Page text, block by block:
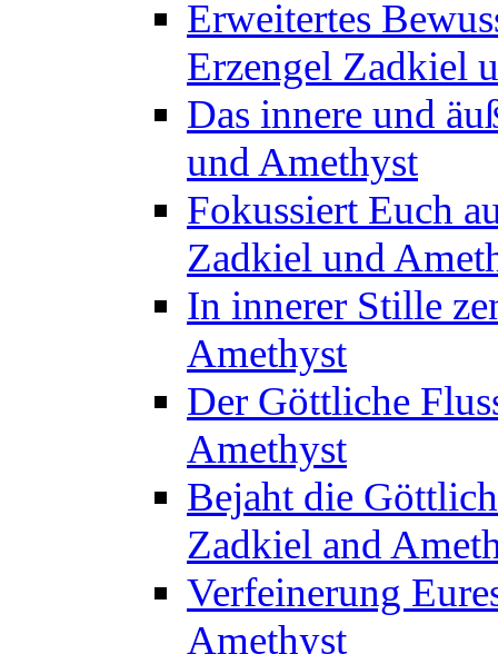
Erweitertes
Erzengel Zadkiel
Das innere und
und Amethyst
Fokussiert Euch
Zadkiel und
In innerer Stille
Amethyst
Der Göttliche
Amethyst
Bejaht die
Zadkiel and
Verfeinerung
Amethyst